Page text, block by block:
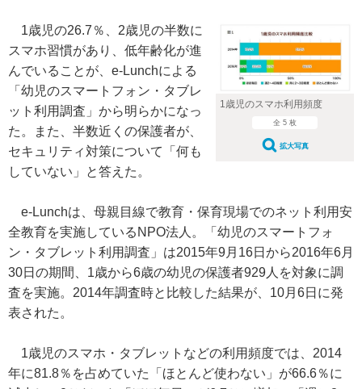
1歳児のスマホ利用頻度
全 5 枚
拡大写真
1歳児の26.7％、2歳児の半数に
スマホ習慣があり、低年齢化が進
んでいることが、e-Lunchによる
「幼児のスマートフォン・タブレ
ット利用調査」から明らかになっ
た。また、半数近くの保護者が、
セキュリティ対策について「何も
していない」と答えた。
e-Lunchは、母親目線で教育・保育現場でのネット利用安
全教育を実施しているNPO法人。「幼児のスマートフォ
ン・タブレット利用調査」は2015年9月16日から2016年6月
30日の期間、1歳から6歳の幼児の保護者929人を対象に調
査を実施。2014年調査時と比較した結果が、10月6日に発
表された。
1歳児のスマホ・タブレットなどの利用頻度では、2014
年に81.8％を占めていた「ほとんど使わない」が66.6％に